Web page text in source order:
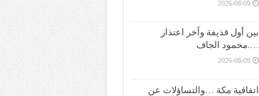
2026-08-09
بين أول قذيفة وآخر اعتذار
….محمود الجاف
2026-08-09
اتفاقية مكة …والتساؤلات عن